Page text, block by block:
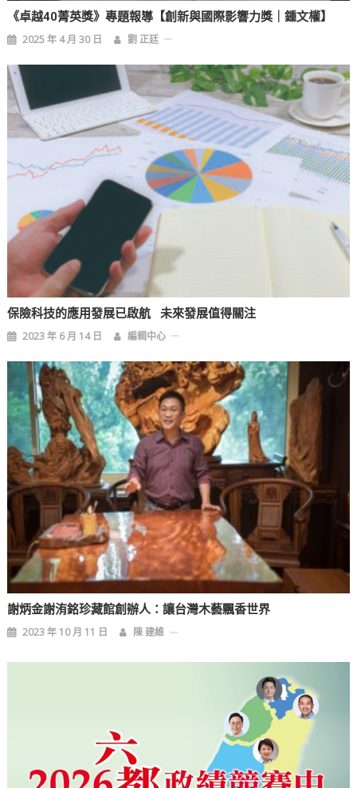
《卓越40菁英獎》專題報導【創新與國際影響力獎｜鍾文權】
2025 年 4 月 30 日 劉 正廷
保險科技的應用發展已啟航 未來發展值得關注
2023 年 6 月 14 日 編輯中心
謝炳金謝洧銘珍藏館創辦人：讓台灣木藝飄香世界
2023 年 10 月 11 日 陳 建維